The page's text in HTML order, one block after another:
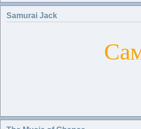
Хората около тях са облечени по-
Samurai Jack